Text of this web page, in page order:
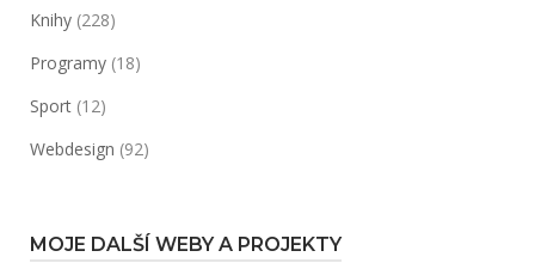
Knihy (228)
Programy (18)
Sport (12)
Webdesign (92)
MOJE DALŠÍ WEBY A PROJEKTY